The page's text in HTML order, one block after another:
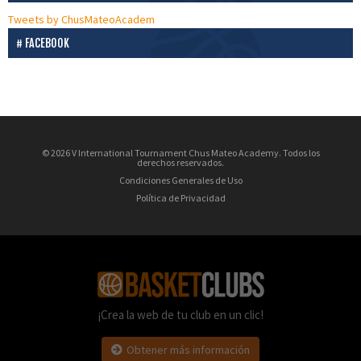
Tweets by ChusMateoAcadem
FACEBOOK
© 2026 V International Tournament Chus Mateo Academy. Todos los
derechos reservados.
Condiciones Generales de Uso
Política de Privacidad
¡Crea la web de tu club en un clic!
Obtener más información